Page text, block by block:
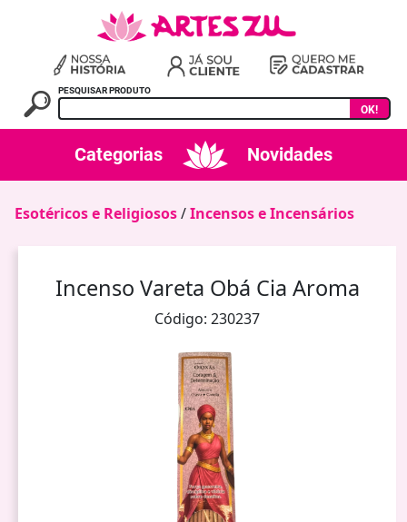
PESQUISAR PRODUTO
OK!
Categorias Novidades
Esotéricos e Religiosos/Incensos e Incensários
Incenso Vareta Obá Cia Aroma
Código: 230237